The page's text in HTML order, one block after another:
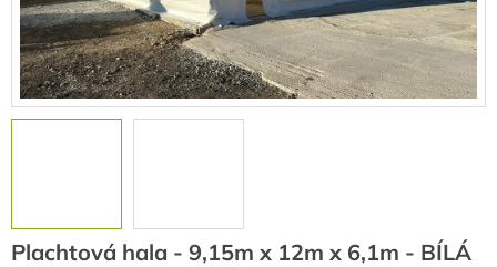
Plachtová hala - 9,15m x 12m x 6,1m - BÍLÁ